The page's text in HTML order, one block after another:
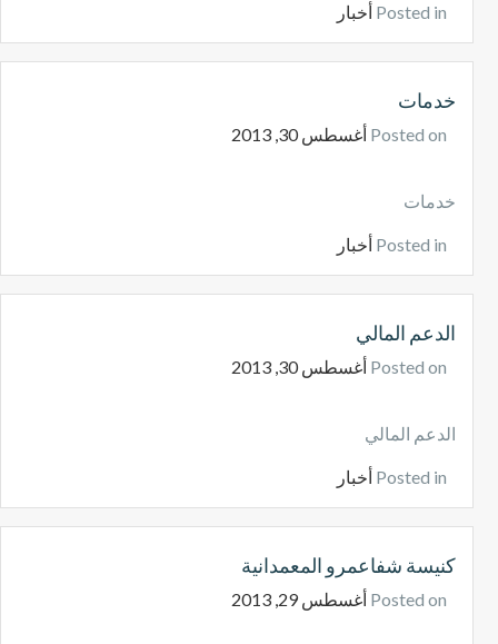
Posted in أخبار
خدمات
Posted on أغسطس 30, 2013
خدمات
Posted in أخبار
الدعم المالي
Posted on أغسطس 30, 2013
الدعم المالي
Posted in أخبار
كنيسة شفاعمرو المعمدانية
Posted on أغسطس 29, 2013